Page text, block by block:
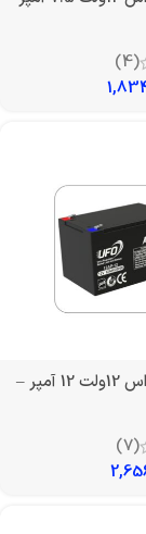
(4)
باتری یو پی اس 12ولت 12 آمپر –
(7)